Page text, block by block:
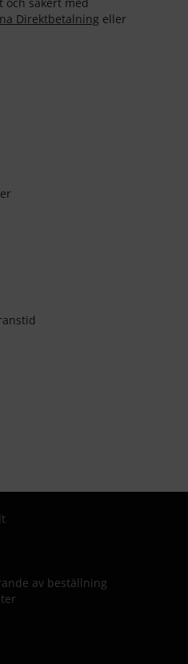
Direktbetalning eller
av beställning